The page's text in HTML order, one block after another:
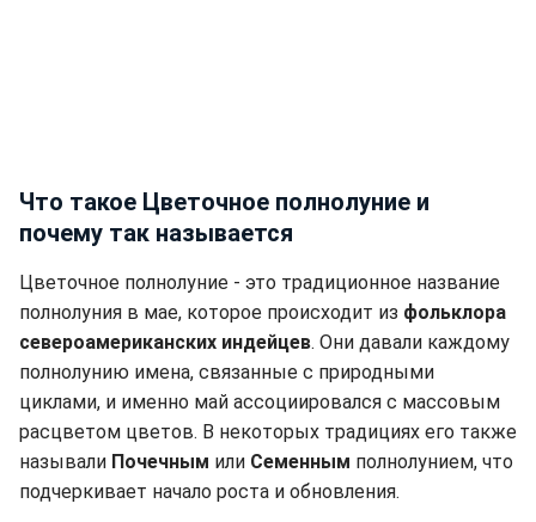
Что такое Цветочное полнолуние и
почему так называется
Цветочное полнолуние - это традиционное название
полнолуния в мае, которое происходит из фольклора
североамериканских индейцев. Они давали каждому
полнолунию имена, связанные с природными
циклами, и именно май ассоциировался с массовым
расцветом цветов. В некоторых традициях его также
называли Почечным или Семенным полнолунием, что
подчеркивает начало роста и обновления.